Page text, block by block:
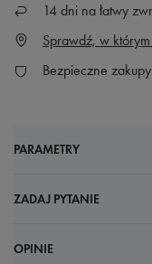
14 dni na łatwy
Sprawdź, w
Bezpieczne zakupy
PARAMETRY
ZADAJ PYTANIE
OPINIE